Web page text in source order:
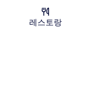
레스토랑